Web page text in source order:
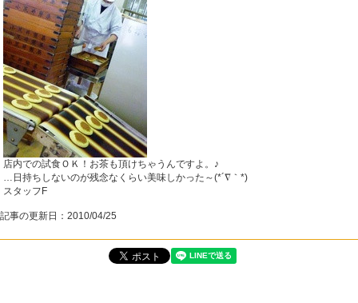
店内での試食ＯＫ！お茶も頂けちゃうんですよ。♪
…日持ちしないのが残念なくらい美味しかった～(*´∇｀*)
スタッフF
記事の更新日： 2010/04/25